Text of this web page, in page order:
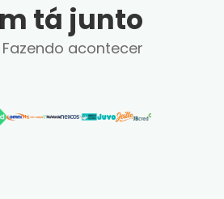
tá junto
Fazendo acontecer